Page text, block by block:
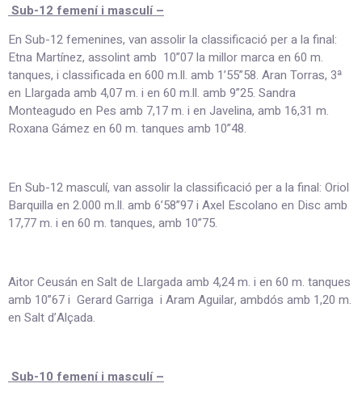
Sub-12 femení i masculí –
En Sub-12 femenines, van assolir la classificació per a la final:
Etna Martínez, assolint amb 10”07 la millor marca en 60 m.
tanques, i classificada en 600 m.ll. amb 1’55”58. Aran Torras, 3ª
en Llargada amb 4,07 m. i en 60 m.ll. amb 9”25. Sandra
Monteagudo en Pes amb 7,17 m. i en Javelina, amb 16,31 m.
Roxana Gámez en 60 m. tanques amb 10”48.
En Sub-12 masculí, van assolir la classificació per a la final: Oriol
Barquilla en 2.000 m.ll. amb 6’58”97 i Axel Escolano en Disc amb
17,77 m. i en 60 m. tanques, amb 10”75.
Aitor Ceusán en Salt de Llargada amb 4,24 m. i en 60 m. tanques
amb 10”67 i Gerard Garriga i Aram Aguilar, ambdós amb 1,20 m.
en Salt d’Alçada.
Sub-10 femení i masculí –